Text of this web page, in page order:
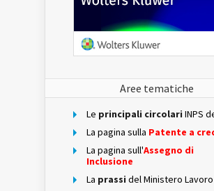
Aree tematiche
Le principali circolari INPS
La pagina sulla Patente a
La pagina sull'Assegno di
Inclusione
La prassi del Ministero Lavoro